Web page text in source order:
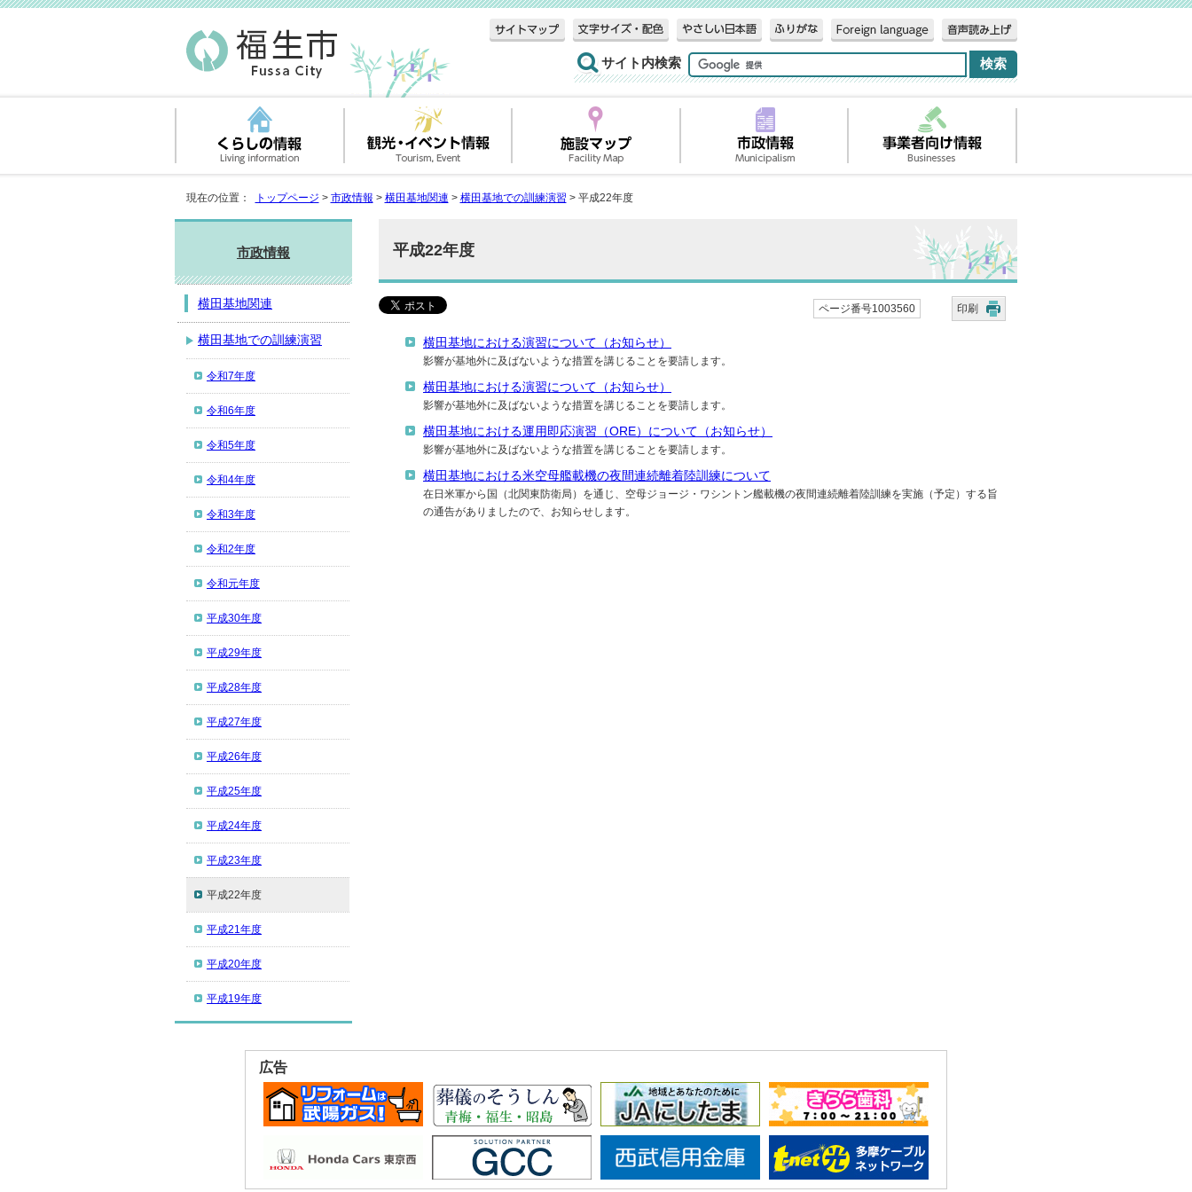
サイト内検索
現在の位置： トップページ > 市政情報 > 横田基地関連 > 横田基地での訓練演習 > 平成22年度
平成22年度
ページ番号1003560 印刷
横田基地における演習について（お知らせ）
影響が基地外に及ばないような措置を講じることを要請します。
横田基地における演習について（お知らせ）
影響が基地外に及ばないような措置を講じることを要請します。
横田基地における運用即応演習（ORE）について（お知らせ）
影響が基地外に及ばないような措置を講じることを要請します。
横田基地における米空母艦載機の夜間連続離着陸訓練について
在日米軍から国（北関東防衛局）を通じ、空母ジョージ・ワシントン艦載機の夜間連続離着陸訓練を実施（予定）する旨
の通告がありましたので、お知らせします。
市政情報
横田基地関連
横田基地での訓練演習
令和7年度
令和6年度
令和5年度
令和4年度
令和3年度
令和2年度
令和元年度
平成30年度
平成29年度
平成28年度
平成27年度
平成26年度
平成25年度
平成24年度
平成23年度
平成22年度
平成21年度
平成20年度
平成19年度
広告